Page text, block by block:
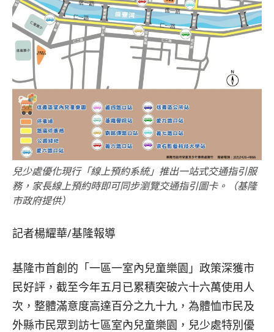
兒少處優化現行「線上預約系統」推出一站式交通指引服
務，家長線上預約時即可同步瀏覽交通指引圖卡。（基隆
市政府提供）
記者楊耀華∕基隆報導
基隆市首創的「一區一室內兒童樂園」政策深獲市
民好評，截至今年五月已累積突破六十六萬使用人
次，整體滿意度高達百分之九十九，為體恤市民及
外縣市民眾到訪七區室內兒童樂園，兒少處特別優